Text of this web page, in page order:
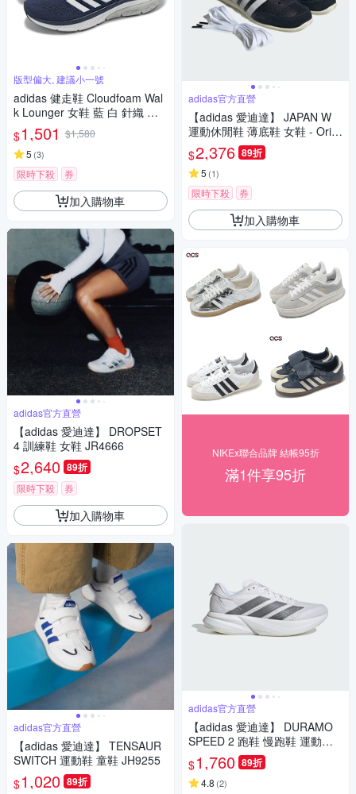
版型偏大, 建議小一號
adidas 健走鞋 Cloudfoam Wal
k Lounger 女鞋 藍 白 針織 套
入式 緩衝 休閒 愛迪達 ID4062
$1,501 $1,580
5 (3)
限時下殺 券
加入購物車
adidas官方直營
【adidas 愛迪達】 DROPSET
4 訓練鞋 女鞋 JR4666
$2,640 89折
限時下殺 券
加入購物車
adidas官方直營
【adidas 愛迪達】 TENSAUR
SWITCH 運動鞋 童鞋 JH9255
$1,020 89折
adidas官方直營
【adidas 愛迪達】 JAPAN W
運動休閒鞋 薄底鞋 女鞋 - Origi
nals IH5490
$2,376 89折
5 (1)
限時下殺 券
加入購物車
NIKEx聯合品牌 結帳95折
滿1件享95折
adidas官方直營
【adidas 愛迪達】 DURAMO
SPEED 2 跑鞋 慢跑鞋 運動鞋
女鞋 IH8210
$1,760 89折
4.8 (2)